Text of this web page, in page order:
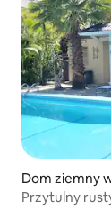
Przytulny